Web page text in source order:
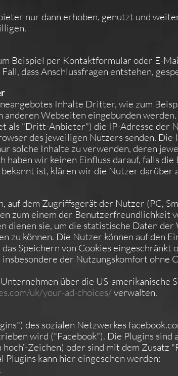
nur dann erhoben, genutzt und
Beispiel per Kontaktformular oder E-
dass Anschlussfragen entstehen,
Inhalte Dritter, wie zum
anderen Webseiten eingebunden
als "Dritt-Anbieter") die IP-Adresse der
des jeweiligen Nutzers senden.
solche Inhalte zu verwenden, deren
wir keinen Einfluss darauf, falls
ist, klären wir die Nutzer darüber
auf dem Zugriffsgerät der Nutzer (PC,
zum einem der Benutzerfreundlichkeit
dienen sie, um die statistische Daten
zu können. Die Nutzer können auf den
Speichern von Cookies
der Nutzungskomfort ohne
über die US-amerikanische
uk/your-ad-choices/verwalten.
des sozialen Netzwerkes
wird ("Facebook"). Die Plugins sind
Zeichen) oder sind mit dem Zusatz
Plugins kann hier eingesehen werden: